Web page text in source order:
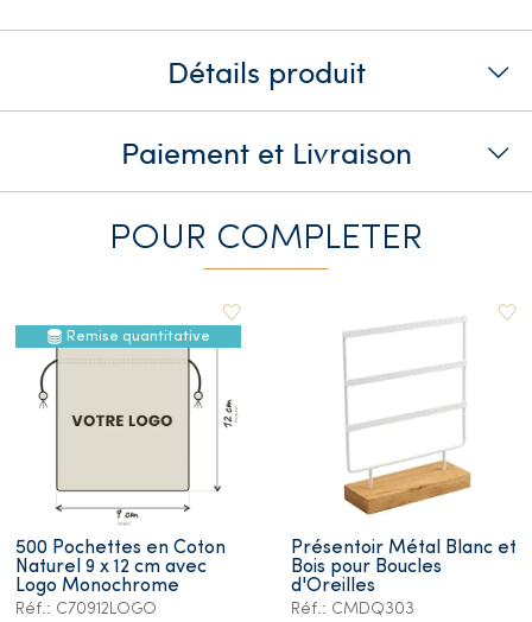
Détails produit
Paiement et Livraison
POUR COMPLETER
Remise quantitative
500 Pochettes en Coton
Naturel 9 x 12 cm avec
Logo Monochrome
Réf.: C70912LOGO
Présentoir Métal Blanc et
Bois pour Boucles
d'Oreilles
Réf.: CMDQ303